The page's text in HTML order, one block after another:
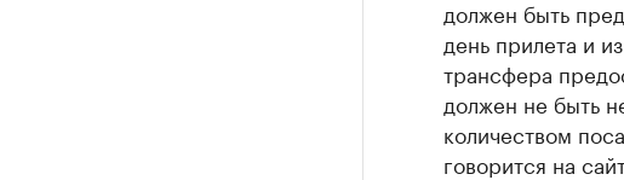
должен быть
день прилета и
трансфера
должен не быть
количеством
говорится на